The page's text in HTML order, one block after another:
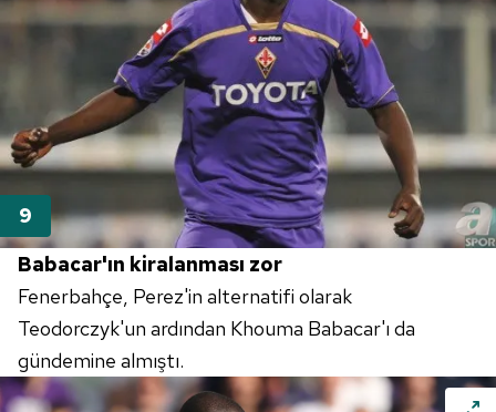
Babacar'ın kiralanması zor
Fenerbahçe, Perez'in alternatifi olarak
Teodorczyk'un ardından Khouma Babacar'ı da
gündemine almıştı.